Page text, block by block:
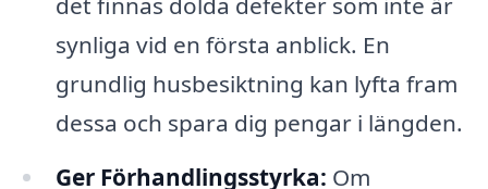
synliga vid en första anblick. En
grundlig husbesiktning kan lyfta fram
dessa och spara dig pengar i längden.
Ger Förhandlingsstyrka: Om